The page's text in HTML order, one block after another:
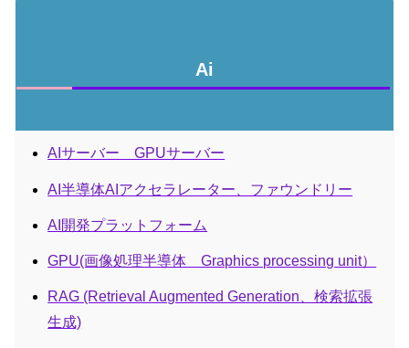
Ai
AIサーバー GPUサーバー
AI半導体AIアクセラレーター、ファウンドリー
AI開発プラットフォーム
GPU(画像処理半導体 Graphics processing unit）
RAG (Retrieval Augmented Generation、検索拡張
生成)